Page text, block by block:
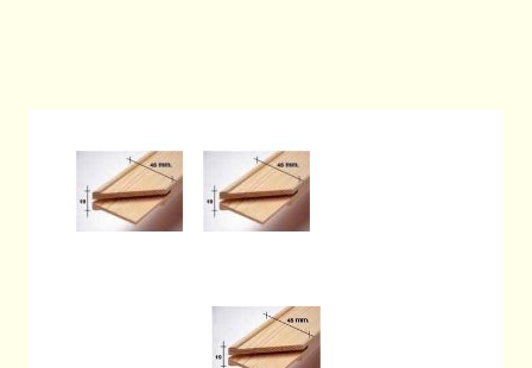
View larger imageView larger image